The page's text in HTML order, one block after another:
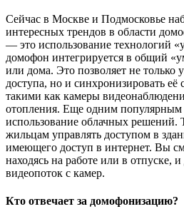
Сейчас в Москве и Подмосковье
интересных трендов в области
— это использование технологий
домофон интегрируется в общий
или дома. Это позволяет не только
доступа, но и синхронизировать её
такими как камеры
отопления. Еще одним популярным
использование облачных решений.
жильцам управлять доступом в
имеющего доступ в интернет. Вы
находясь на работе или в отпуске,
видеопоток с камер.
Кто отвечает за домофонизацию?